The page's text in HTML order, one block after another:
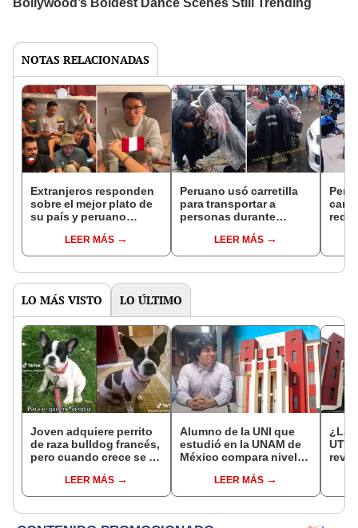
NOTAS RELACIONADAS
Extranjeros responden
sobre el mejor plato de
su país y peruano
soporte"LEER MÁS
Peruano usó carretilla
para transportar a
personas durante
pagaría”LEER MÁS
LO MÁS VISTO LO ÚLTIMO
Joven adquiere perrito
de raza bulldog francés,
pero cuando crece se da
LEER MÁS
Alumno de la UNI que
estudió en la UNAM de
México compara nivel
"Mi promedio fue 19"
LEER MÁS
¿La